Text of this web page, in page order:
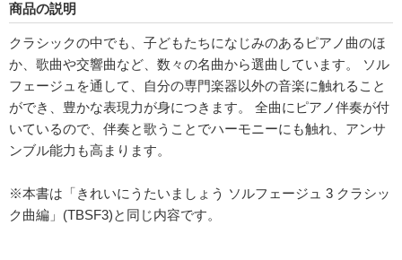
商品の説明
クラシックの中でも、子どもたちになじみのあるピアノ曲のほ
か、歌曲や交響曲など、数々の名曲から選曲しています。 ソル
フェージュを通して、自分の専門楽器以外の音楽に触れること
ができ、豊かな表現力が身につきます。 全曲にピアノ伴奏が付
いているので、伴奏と歌うことでハーモニーにも触れ、アンサ
ンブル能力も高まります。
※本書は「きれいにうたいましょう ソルフェージュ 3 クラシッ
ク曲編」(TBSF3)と同じ内容です。